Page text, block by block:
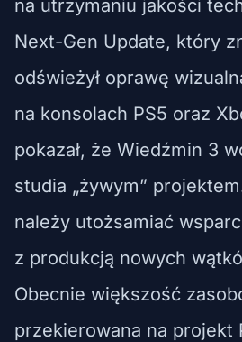
na utrzymaniu jakości
Next-Gen Update, który
odświeżył oprawę
na konsolach PS5 oraz
pokazał, że Wiedźmin 3
studia „żywym”
należy utożsamiać
z produkcją nowych
Obecnie większość
przekierowana na projekt